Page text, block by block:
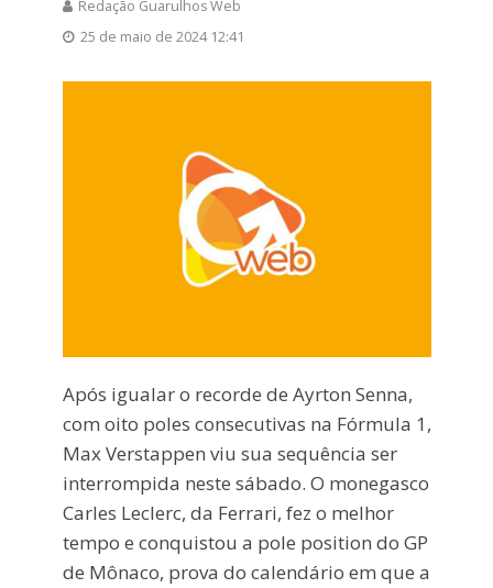
Redação Guarulhos Web
25 de maio de 2024 12:41
Após igualar o recorde de Ayrton Senna,
com oito poles consecutivas na Fórmula 1,
Max Verstappen viu sua sequência ser
interrompida neste sábado. O monegasco
Carles Leclerc, da Ferrari, fez o melhor
tempo e conquistou a pole position do GP
de Mônaco, prova do calendário em que a